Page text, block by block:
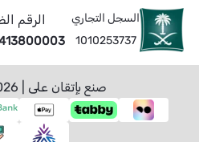
السجل التجاري
1010253737
الرقم
صنع بإتقان على | 2026